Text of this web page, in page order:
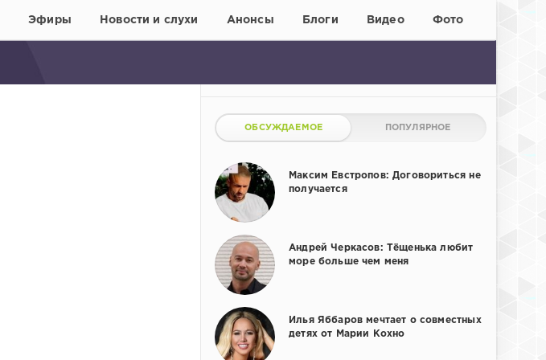
Эфиры Новости и слухи Анонсы Блоги Видео Фото
ОБСУЖДАЕМОЕ ПОПУЛЯРНОЕ
Максим Евстропов: Договориться не
получается
Андрей Черкасов: Тёщенька любит
море больше чем меня
Илья Яббаров мечтает о совместных
детях от Марии Кохно